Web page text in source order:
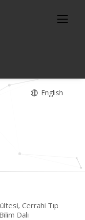
English
Cerrahi Tıp
Dalı